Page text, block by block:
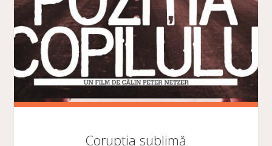
Corupția sublimă